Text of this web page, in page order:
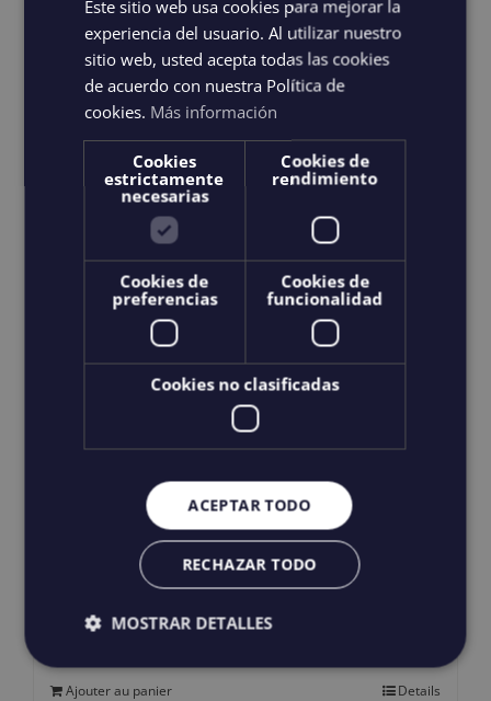
Ajouter au panier Details
Salt water Revivals
Ajouter au panier Details
Este sitio web usa cookies para mejorar la
experiencia del usuario. Al utilizar nuestro
sitio web, usted acepta todas las cookies
de acuerdo con nuestra Política de
cookies. Más información
Cookies
estrictamente
necesarias
Cookies de
rendimiento
Cookies de
preferencias
Cookies de
funcionalidad
Cookies no clasificadas
ACEPTAR TODO
RECHAZAR TODO
MOSTRAR DETALLES